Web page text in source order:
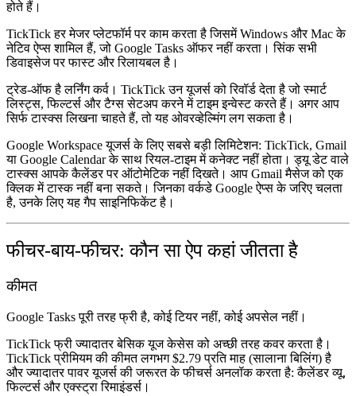
होते हैं।
TickTick हर मेजर प्लेटफॉर्म पर काम करता है जिसमें Windows और Mac के
नेटिव ऐप्स शामिल हैं, जो Google Tasks ऑफर नहीं करता। सिंक सभी
डिवाइसेज पर फास्ट और रिलायबल है।
ट्रेड-ऑफ है लर्निंग कर्व। TickTick उन यूजर्स को रिवॉर्ड देता है जो स्मार्ट
लिस्ट्स, फिल्टर्स और टैग्स सेटअप करने में टाइम इन्वेस्ट करते हैं। अगर आप
सिर्फ टास्क्स लिखना चाहते हैं, तो यह ओवरव्हेल्मिंग लग सकता है।
Google Workspace यूजर्स के लिए सबसे बड़ी लिमिटेशन: TickTick, Gmail
या Google Calendar के साथ रियल-टाइम में कनेक्ट नहीं होता। ड्यू डेट वाले
टास्क्स आपके कैलेंडर पर ऑटोमेटिक नहीं दिखते। आप Gmail मैसेज को एक
क्लिक में टास्क नहीं बना सकते। जिनका वर्कडे Google ऐप्स के जरिए चलता
है, उनके लिए यह गैप साइनिफिकेंट है।
फीचर-बाय-फीचर: कौन सा ऐप कहां जीतता है
कीमत
Google Tasks पूरी तरह फ्री है, कोई टियर नहीं, कोई अपसेल नहीं।
TickTick फ्री ज्यादातर बेसिक यूज केसेस को अच्छी तरह कवर करता है।
TickTick प्रीमियम की कीमत लगभग $2.79 प्रति माह (सालाना बिलिंग) है
और ज्यादातर पावर यूजर्स की जरूरत के फीचर्स अनलॉक करता है: कैलेंडर व्यू,
फिल्टर्स और एक्स्ट्रा रिमाइंडर्स।